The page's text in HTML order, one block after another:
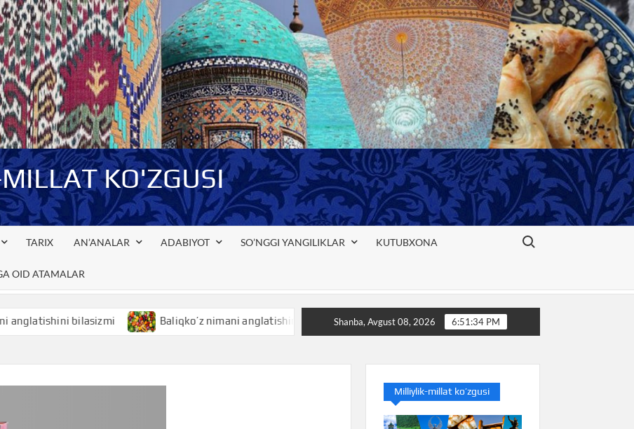
KO'ZGUSI
TARIX AN’ANALAR ADABIYOT SO’NGGI YANGILIKLAR KUTUBXONA
OID ATAMALAR
Search for:
bilasizmi Baliqko’z nimani anglatishini bilasizmi Baliq nimani anglatishini bilasizmi
Shanba, Avgust 08, 2026 6:51:34 PM
Milliylik-millat ko’zgusi